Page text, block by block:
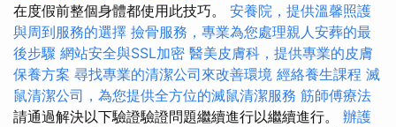
在度假前整個身體都使用此技巧。 安養院，提供溫馨照護
與周到服務的選擇 撿骨服務，專業為您處理親人安葬的最
後步驟 網站安全與SSL加密 醫美皮膚科，提供專業的皮膚
保養方案 尋找專業的清潔公司來改善環境 經絡養生課程 滅
鼠清潔公司，為您提供全方位的滅鼠清潔服務 筋師傅療法
請通過解決以下驗證驗證問題繼續進行以繼續進行。 辦護